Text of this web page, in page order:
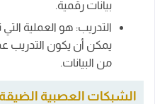
بيانات رقمية.
التدريب: هو العملية التي
يمكن أن يكون التدريب
من البيانات.
الشبكات العصبية